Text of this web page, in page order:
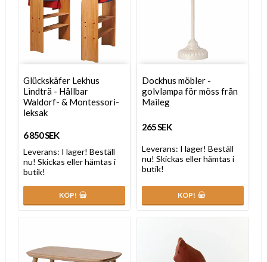
Glückskäfer Lekhus
Lindträ - Hållbar
Waldorf- & Montessori-
leksak
6 850 SEK
Leverans: I lager! Beställ
nu! Skickas eller hämtas i
butik!
KÖP!
Dockhus möbler -
golvlampa för möss från
Maileg
265 SEK
Leverans: I lager! Beställ
nu! Skickas eller hämtas i
butik!
KÖP!